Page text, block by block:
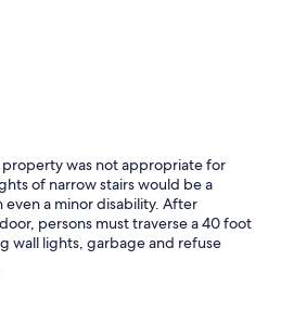
was not appropriate for
of narrow stairs would be a
a minor disability. After
persons must traverse a 40 foot
wall lights, garbage and refuse
nest, complete with
light to make it through this area
was large and airy but